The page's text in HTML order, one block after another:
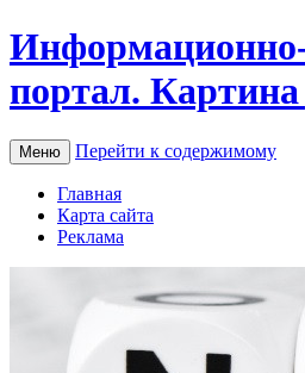
портал.
Меню Перейти к содержимому
Главная
Карта сайта
Реклама